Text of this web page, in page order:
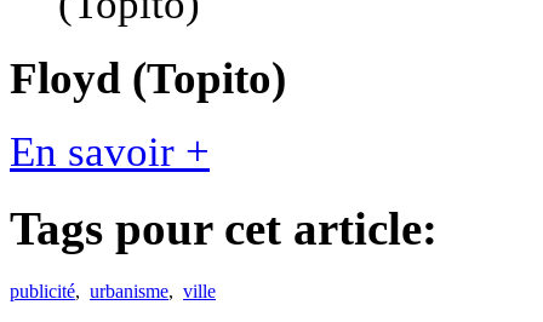
Floyd (Topito)
En savoir +
Tags pour cet article:
publicité, urbanisme, ville